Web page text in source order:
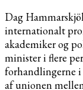
Dag
internationalt
akademiker og
minister i flere
forhandlingerne
af unionen